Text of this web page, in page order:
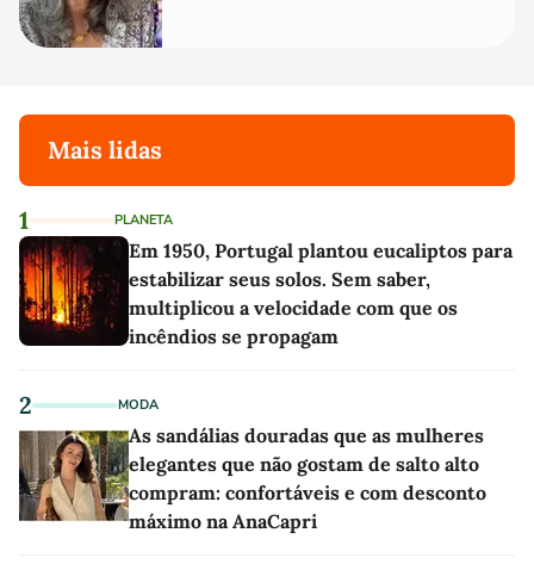
Mais lidas
1 PLANETA
Em 1950, Portugal plantou eucaliptos para
estabilizar seus solos. Sem saber,
multiplicou a velocidade com que os
incêndios se propagam
2 MODA
As sandálias douradas que as mulheres
elegantes que não gostam de salto alto
compram: confortáveis e com desconto
máximo na AnaCapri